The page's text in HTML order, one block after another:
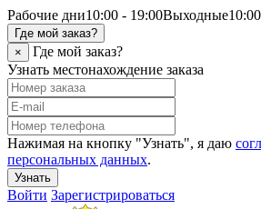
Рабочие дни10:00 - 19:00Выходные
Где мой заказ?
×
Где мой заказ?
Узнать местонахождение заказа
Нажимая на кнопку "Узнать", я даю
персональных данных.
Узнать
Войти Зарегистрироваться